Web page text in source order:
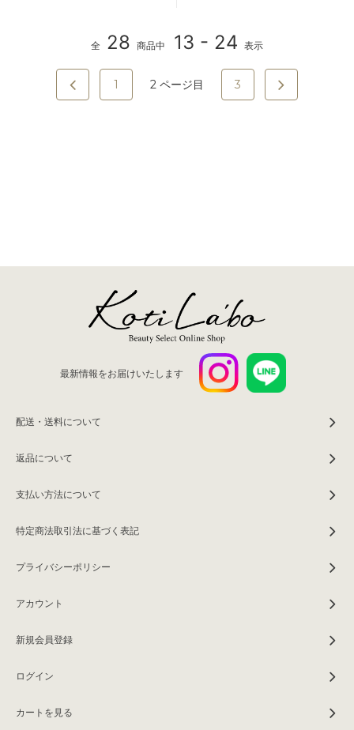
全 28 商品中 13 - 24 表示
1 2 ページ目 3
最新情報をお届けいたします
配送・送料について
返品について
支払い方法について
特定商法取引法に基づく表記
プライバシーポリシー
アカウント
新規会員登録
ログイン
カートを見る